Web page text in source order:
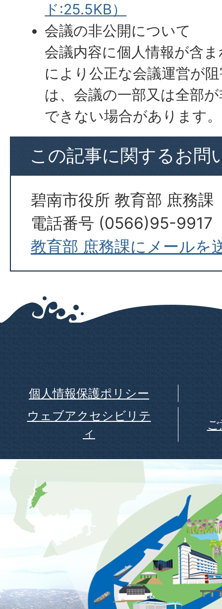
ド:25.5KB）
会議の非公開について
会議内容に個人情報が含
により公正な会議運営が
は、会議の一部又は全部
できない場合があります。
この記事に関するお問
碧南市役所 教育部 庶務課
電話番号 (0566)95-9917
教育部 庶務課にメールを
個人情報保護ポリシー
ウェブアクセシビリテ
ィ